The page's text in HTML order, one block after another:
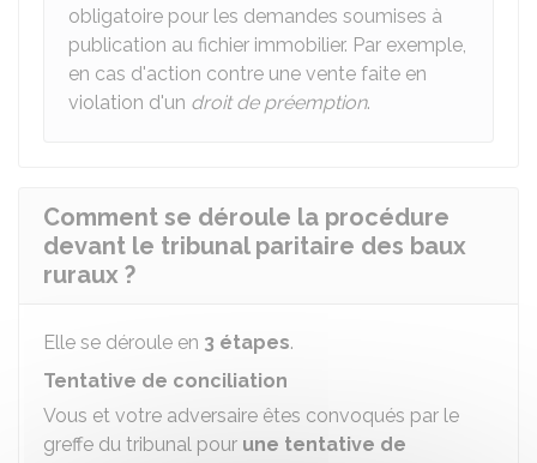
obligatoire pour les demandes soumises à
publication au fichier immobilier. Par exemple,
en cas d'action contre une vente faite en
violation d'un droit de préemption.
Comment se déroule la procédure
devant le tribunal paritaire des baux
ruraux ?
Elle se déroule en 3 étapes.
Tentative de conciliation
Vous et votre adversaire êtes convoqués par le
greffe du tribunal pour une tentative de